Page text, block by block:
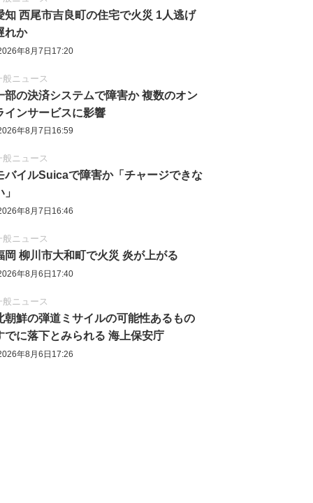
知 西尾市吉良町の住宅で火災 1人逃げ
れか
年8月7日17:20
般ニュース
部の決済システムで障害か 複数のオン
インサービスに影響
年8月7日16:59
般ニュース
バイルSuicaで障害か「チャージできな
」
年8月7日16:46
般ニュース
岡 柳川市大和町で火災 炎が上がる
年8月6日17:40
般ニュース
朝鮮の弾道ミサイルの可能性あるもの
でに落下とみられる 海上保安庁
年8月6日17:26